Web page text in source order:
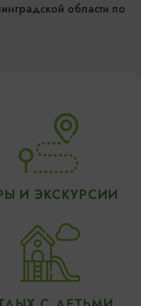
области по
И ЭКСКУРСИИ